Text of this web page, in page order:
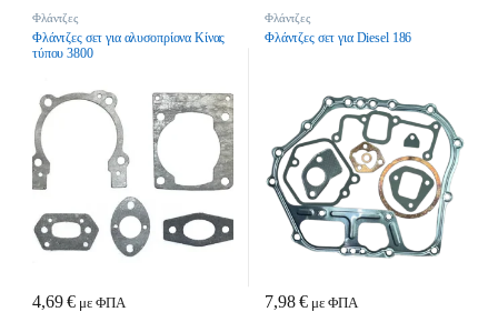
Φλάντζες
Φλάντζες σετ για αλυσοπρίονα Κίνας
τύπου 3800
4,69€ με ΦΠΑ
Φλάντζες
Φλάντζες σετ για Diesel 186
7,98€ με ΦΠΑ